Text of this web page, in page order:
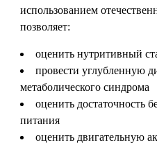
использованием
позволяет:
оценить нутритивный
провести углубленную
метаболического синдрома
оценить достаточность
питания
оценить двигательную